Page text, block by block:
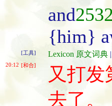
and2532
{him}
[工具] Lexicon 原文词典 |
20:12 [和合]
又打
去了。